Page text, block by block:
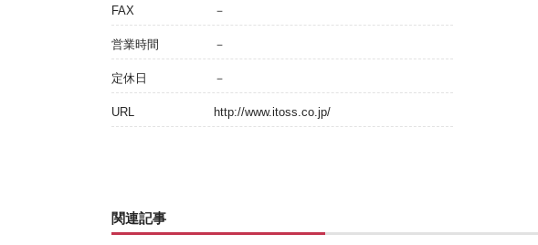
FAX －
営業時間 －
定休日 －
URL http://www.itoss.co.jp/
関連記事